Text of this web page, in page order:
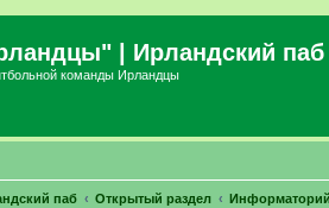
| Ирландский паб
команды Ирландцы
паб Открытый раздел